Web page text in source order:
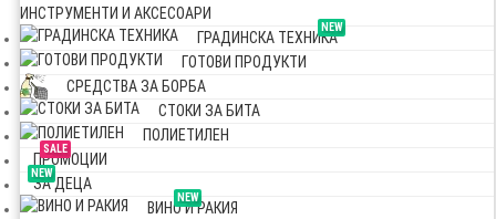
ИНСТРУМЕНТИ И АКСЕСОАРИ
NEW
ГРАДИНСКА ТЕХНИКА
ГОТОВИ ПРОДУКТИ
СРЕДСТВА ЗА БОРБА
СТОКИ ЗА БИТА
ПОЛИЕТИЛЕН
SALE
ПРОМОЦИИ
NEW
ЗА ДЕЦА
NEW
ВИНО И РАКИЯ